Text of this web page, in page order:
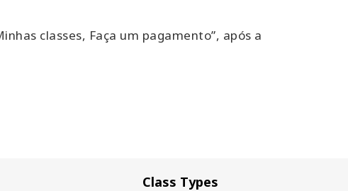
classes, Faça um pagamento”, após a
Class Types